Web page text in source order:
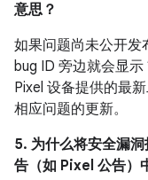
意思？
如果问题尚未公开发
bug ID 旁边就会显示
Pixel 设备提供的最
相应问题的更新。
5. 为什么将安全漏
告（如 Pixel 公告）